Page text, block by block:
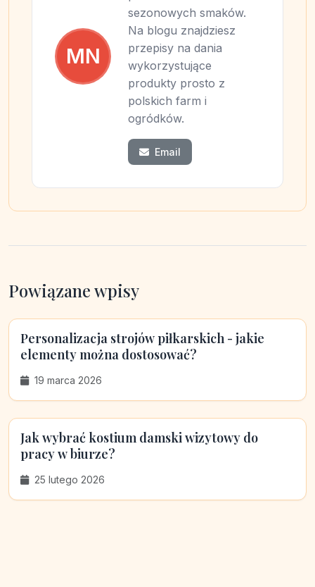
MN
sezonowych smaków.
Na blogu znajdziesz
przepisy na dania
wykorzystujące
produkty prosto z
polskich farm i
ogródków.
Email
Powiązane wpisy
Personalizacja strojów piłkarskich - jakie
elementy można dostosować?
19 marca 2026
Jak wybrać kostium damski wizytowy do
pracy w biurze?
25 lutego 2026